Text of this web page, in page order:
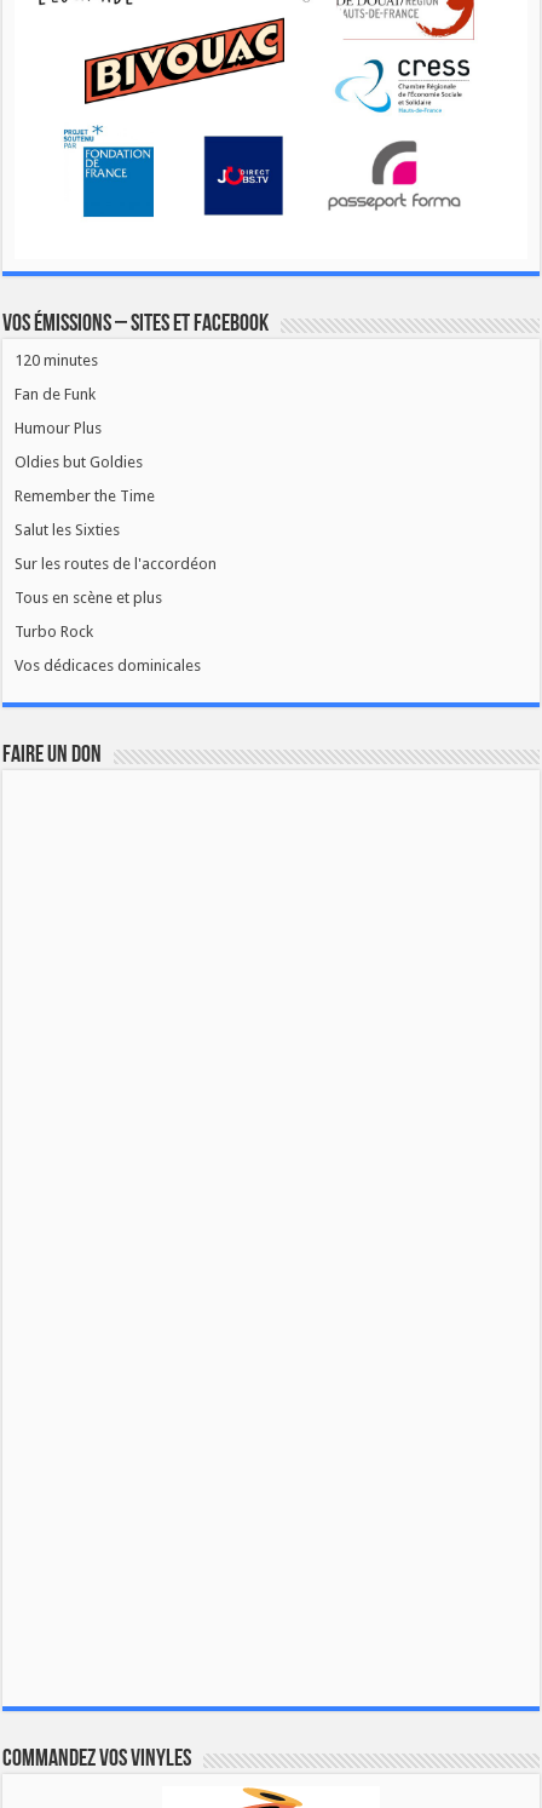
Vos émissions – Sites et Facebook
120 minutes
Fan de Funk
Humour Plus
Oldies but Goldies
Remember the Time
Salut les Sixties
Sur les routes de l'accordéon
Tous en scène et plus
Turbo Rock
Vos dédicaces dominicales
FAIRE UN DON
Commandez vos vinyles